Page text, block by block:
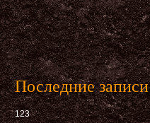
Последние записи
123